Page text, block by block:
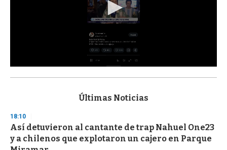
s
d
s
o
f
Últimas Noticias
18:10
Así detuvieron al cantante de trap Nahuel One23
y a chilenos que explotaron un cajero en Parque